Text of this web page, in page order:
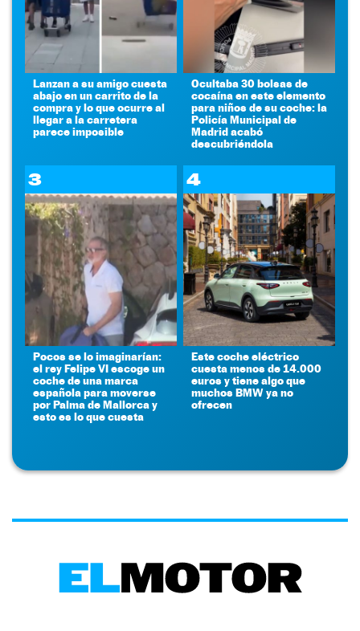
Lanzan a su amigo cuesta
abajo en un carrito de la
compra y lo que ocurre al
llegar a la carretera
parece imposible
Ocultaba 30 bolsas de
cocaína en este elemento
para niños de su coche: la
Policía Municipal de
Madrid acabó
descubriéndola
3
Pocos se lo imaginarían:
el rey Felipe VI escoge un
coche de una marca
española para moverse
por Palma de Mallorca y
esto es lo que cuesta
4
Este coche eléctrico
cuesta menos de 14.000
euros y tiene algo que
muchos BMW ya no
ofrecen